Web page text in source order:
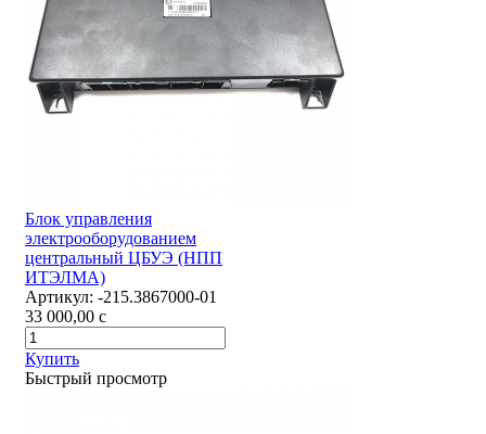
Блок управления
электрооборудованием
центральный ЦБУЭ (НПП
ИТЭЛМА)
Артикул: -215.3867000-01
33 000,00 c
Купить
Быстрый просмотр